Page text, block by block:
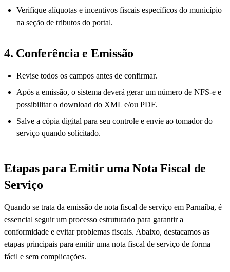
Verifique alíquotas e incentivos fiscais específicos do município
na seção de tributos do portal.
4. Conferência e Emissão
Revise todos os campos antes de confirmar.
Após a emissão, o sistema deverá gerar um número de NFS-e e
possibilitar o download do XML e/ou PDF.
Salve a cópia digital para seu controle e envie ao tomador do
serviço quando solicitado.
Etapas para Emitir uma Nota Fiscal de
Serviço
Quando se trata da emissão de nota fiscal de serviço em Parnaíba, é
essencial seguir um processo estruturado para garantir a
conformidade e evitar problemas fiscais. Abaixo, destacamos as
etapas principais para emitir uma nota fiscal de serviço de forma
fácil e sem complicações.